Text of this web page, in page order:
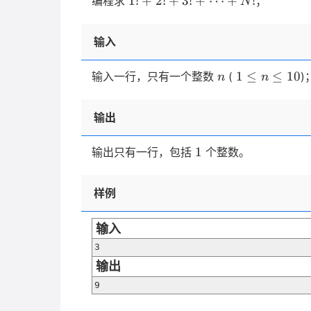
\dots
N
2
4
\times
输入
输入一行，只有一个整数 n
n ( 1
10
1 ≤ n ≤ 10)
输出
输出只有一行，包括 1
1 个整数。
样例
输入
3
输出
9